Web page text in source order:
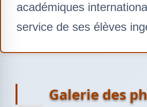
académiques
service de ses élèves
Galerie des